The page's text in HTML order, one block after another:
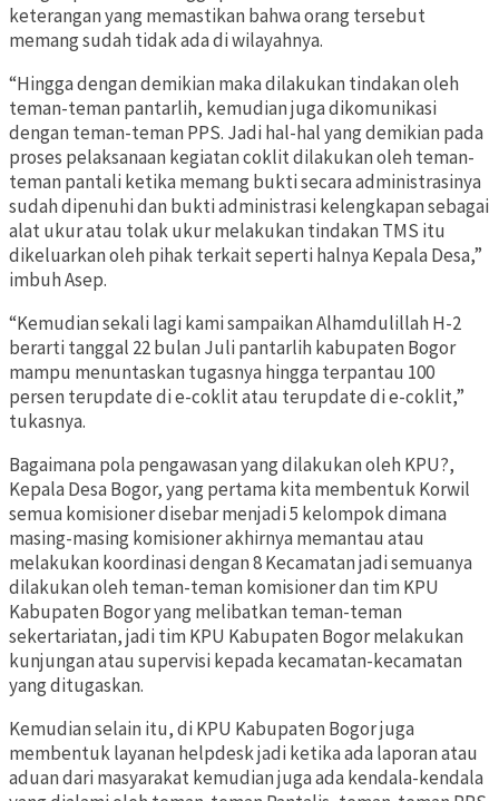
keterangan yang memastikan bahwa orang tersebut
memang sudah tidak ada di wilayahnya.
“Hingga dengan demikian maka dilakukan tindakan oleh
teman-teman pantarlih, kemudian juga dikomunikasi
dengan teman-teman PPS. Jadi hal-hal yang demikian pada
proses pelaksanaan kegiatan coklit dilakukan oleh teman-
teman pantali ketika memang bukti secara administrasinya
sudah dipenuhi dan bukti administrasi kelengkapan sebagai
alat ukur atau tolak ukur melakukan tindakan TMS itu
dikeluarkan oleh pihak terkait seperti halnya Kepala Desa,”
imbuh Asep.
“Kemudian sekali lagi kami sampaikan Alhamdulillah H-2
berarti tanggal 22 bulan Juli pantarlih kabupaten Bogor
mampu menuntaskan tugasnya hingga terpantau 100
persen terupdate di e-coklit atau terupdate di e-coklit,”
tukasnya.
Bagaimana pola pengawasan yang dilakukan oleh KPU?,
Kepala Desa Bogor, yang pertama kita membentuk Korwil
semua komisioner disebar menjadi 5 kelompok dimana
masing-masing komisioner akhirnya memantau atau
melakukan koordinasi dengan 8 Kecamatan jadi semuanya
dilakukan oleh teman-teman komisioner dan tim KPU
Kabupaten Bogor yang melibatkan teman-teman
sekertariatan, jadi tim KPU Kabupaten Bogor melakukan
kunjungan atau supervisi kepada kecamatan-kecamatan
yang ditugaskan.
Kemudian selain itu, di KPU Kabupaten Bogor juga
membentuk layanan helpdesk jadi ketika ada laporan atau
aduan dari masyarakat kemudian juga ada kendala-kendala